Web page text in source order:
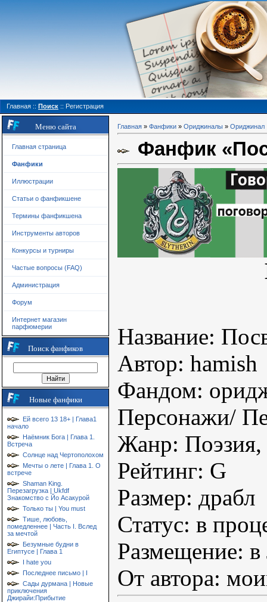
Главная :: Поиск :: Регистрация
Меню сайта
Главная страница
Фанфики
Иллюстрации
Статьи о фанфикшене
Термины фанфикшена
Инструменты авторов
Конкурсы и турниры
Частые вопросы (FAQ)
Администрация
Форум
Интернет магазин
парфюмерии
Поиск фанфиков
Новые фанфики
Ей всего 13 18+ | Глава1
начало
Наёмник Бога | Глава 1.
Встреча
Солнце над Чертополохом
Мечты о лете | Глава 1. О
встрече
Shaman King.
Перезагрузка | Ukfdf
Знакомство с Йо Асакурой
Только ты | You must
Тише, любовь,
помедленнее | Часть I. Вслед
за мечтой
Безумные будни в
Египтусе | Глава 1
I hate you
Последнее письмо | I
Сады дурмана | Новые
приключения
Джирайи:Прибытие
Главная » Фанфики » Ориджиналы » Ориджинал
Фанфик
Название:
Автор: hamish
Фандом:
Персонажи/
Жанр:
Рейтинг: G
Размер: драбл
Статус: в
Размещение:
От автора: